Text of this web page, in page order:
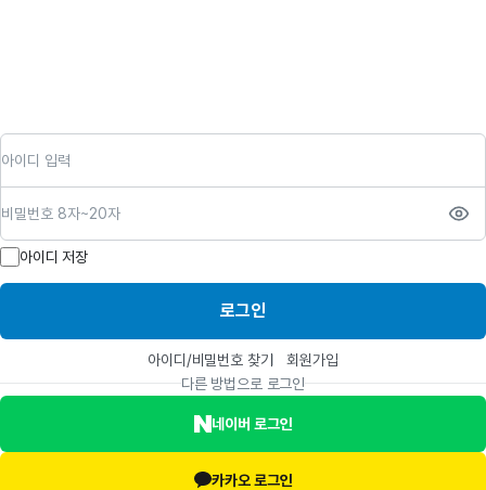
아이디 저장
로그인
아이디/비밀번호 찾기
회원가입
다른 방법으로 로그인
네이버 로그인
카카오 로그인